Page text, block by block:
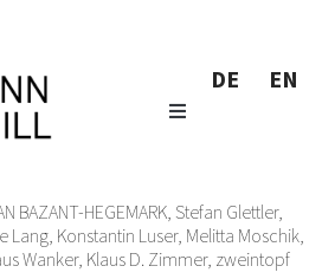
DE EN
BAZANT-HEGEMARK Stefan Glettler,
Lang Konstantin Luser, Melitta Moschik
Wanker, Klaus D. Zimmer, zweintopf